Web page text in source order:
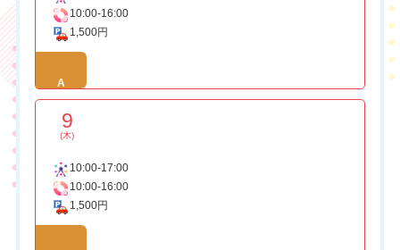
10:00-16:00
1,500円
A
9
(木)
10:00-17:00
10:00-16:00
1,500円